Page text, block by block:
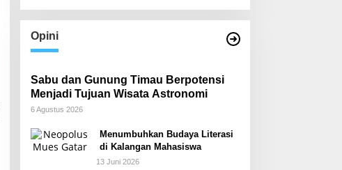
Opini
Sabu dan Gunung Timau Berpotensi
Menjadi Tujuan Wisata Astronomi
6 Agustus 2026
Menumbuhkan Budaya Literasi
di Kalangan Mahasiswa
13 Juni 2026